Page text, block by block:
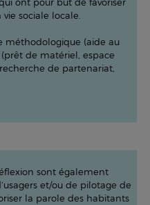
sociale locale.
méthodologique (aide au
de matériel, espace
de partenariat,
sont également
et/ou de pilotage de
la parole des habitants